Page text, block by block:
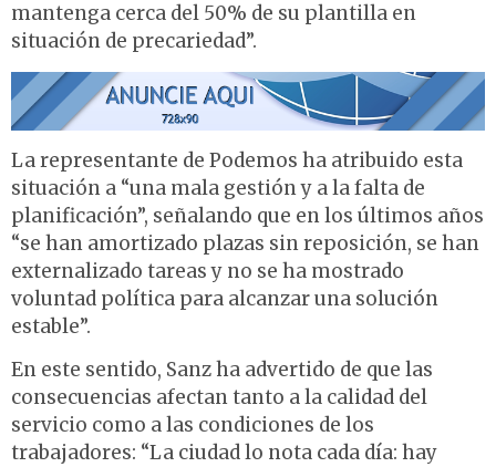
mantenga cerca del 50% de su plantilla en
situación de precariedad”.
La representante de Podemos ha atribuido esta
situación a “una mala gestión y a la falta de
planificación”, señalando que en los últimos años
“se han amortizado plazas sin reposición, se han
externalizado tareas y no se ha mostrado
voluntad política para alcanzar una solución
estable”.
En este sentido, Sanz ha advertido de que las
consecuencias afectan tanto a la calidad del
servicio como a las condiciones de los
trabajadores: “La ciudad lo nota cada día: hay